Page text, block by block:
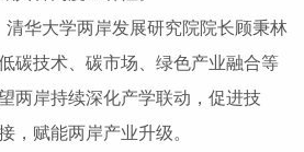
华大学两岸发展研究院院长顾秉林
碳技术、碳市场、绿色产业融合等
两岸持续深化产学联动，促进技
，赋能两岸产业升级。